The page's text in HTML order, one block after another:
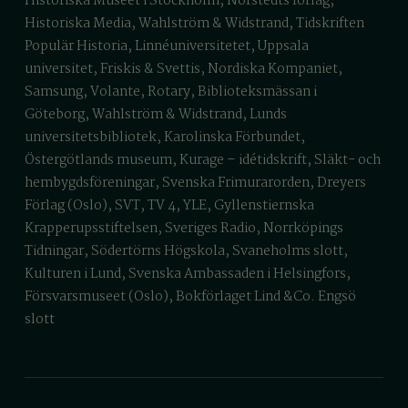
Historiska Media, Wahlström & Widstrand, Tidskriften
Populär Historia, Linnéuniversitetet, Uppsala
universitet, Friskis & Svettis, Nordiska Kompaniet,
Samsung, Volante, Rotary, Biblioteksmässan i
Göteborg, Wahlström & Widstrand, Lunds
universitetsbibliotek, Karolinska Förbundet,
Östergötlands museum, Kurage – idétidskrift, Släkt- och
hembygdsföreningar, Svenska Frimurarorden, Dreyers
Förlag (Oslo), SVT, TV 4, YLE, Gyllenstiernska
Krapperupsstiftelsen, Sveriges Radio, Norrköpings
Tidningar, Södertörns Högskola, Svaneholms slott,
Kulturen i Lund, Svenska Ambassaden i Helsingfors,
Försvarsmuseet (Oslo), Bokförlaget Lind &Co. Engsö
slott